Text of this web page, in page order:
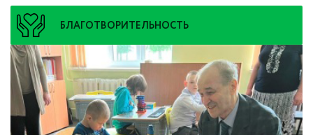
БЛАГОТВОРИТЕЛЬНОСТЬ